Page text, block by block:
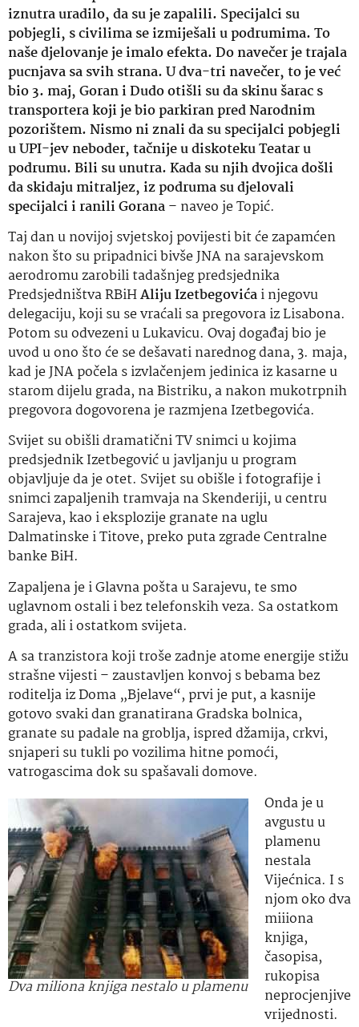
iznutra uradilo, da su je zapalili. Specijalci su
pobjegli, s civilima se izmiješali u podrumima. To
naše djelovanje je imalo efekta. Do navečer je trajala
pucnjava sa svih strana. U dva-tri navečer, to je već
bio 3. maj, Goran i Dudo otišli su da skinu šarac s
transportera koji je bio parkiran pred Narodnim
pozorištem. Nismo ni znali da su specijalci pobjegli
u UPI-jev neboder, tačnije u diskoteku Teatar u
podrumu. Bili su unutra. Kada su njih dvojica došli
da skidaju mitraljez, iz podruma su djelovali
specijalci i ranili Gorana– naveo je Topić.
Taj dan u novijoj svjetskoj povijesti bit će zapamćen
nakon što su pripadnici bivše JNA na sarajevskom
aerodromu zarobili tadašnjeg predsjednika
Predsjedništva RBiHAliju Izetbegovićai njegovu
delegaciju, koji su se vraćali sa pregovora iz Lisabona.
Potom su odvezeni u Lukavicu. Ovaj događaj bio je
uvod u ono što će se dešavati narednog dana, 3. maja,
kad je JNA počela s izvlačenjem jedinica iz kasarne u
starom dijelu grada, na Bistriku, a nakon mukotrpnih
pregovora dogovorena je razmjena Izetbegovića.
Svijet su obišli dramatični TV snimci u kojima
predsjednik Izetbegović u javljanju u program
objavljuje da je otet. Svijet su obišle i fotografije i
snimci zapaljenih tramvaja na Skenderiji, u centru
Sarajeva, kao i eksplozije granate na uglu
Dalmatinske i Titove, preko puta zgrade Centralne
banke BiH.
Zapaljena je i Glavna pošta u Sarajevu, te smo
uglavnom ostali i bez telefonskih veza. Sa ostatkom
grada, ali i ostatkom svijeta.
A sa tranzistora koji troše zadnje atome energije stižu
strašne vijesti – zaustavljen konvoj s bebama bez
roditelja iz Doma „Bjelave“, prvi je put, a kasnije
gotovo svaki dan granatirana Gradska bolnica,
granate su padale na groblja, ispred džamija, crkvi,
snjaperi su tukli po vozilima hitne pomoći,
vatrogascima dok su spašavali domove.
Dva miliona knjiga nestalo u plamenu
Onda je u
avgustu u
plamenu
nestala
Vijećnica. I s
njom oko dva
miiiona
knjiga,
časopisa,
rukopisa
neprocjenjive
vrijednosti.